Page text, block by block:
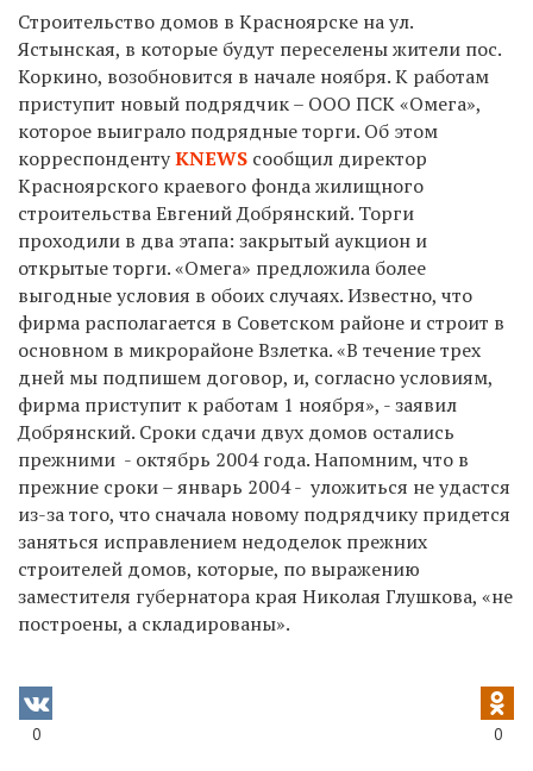
Строительство домов в Красноярске на ул.
Ястынская, в которые будут переселены жители пос.
Коркино, возобновится в начале ноября. К работам
приступит новый подрядчик – ООО ПСК «Омега»,
которое выиграло подрядные торги. Об этом
корреспондентуKNEWS сообщил директор
Красноярского краевого фонда жилищного
строительства Евгений Добрянский. Торги
проходили в два этапа: закрытый аукцион и
открытые торги. «Омега» предложила более
выгодные условия в обоих случаях. Известно, что
фирма располагается в Советском районе и строит в
основном в микрорайоне Взлетка. «В течение трех
дней мы подпишем договор, и, согласно условиям,
фирма приступит к работам 1 ноября», - заявил
Добрянский. Сроки сдачи двух домов остались
прежними - октябрь 2004 года. Напомним, что в
прежние сроки – январь 2004 - уложиться не удастся
из-за того, что сначала новому подрядчику придется
заняться исправлением недоделок прежних
строителей домов, которые, по выражению
заместителя губернатора края Николая Глушкова, «не
построены, а складированы».
0 0